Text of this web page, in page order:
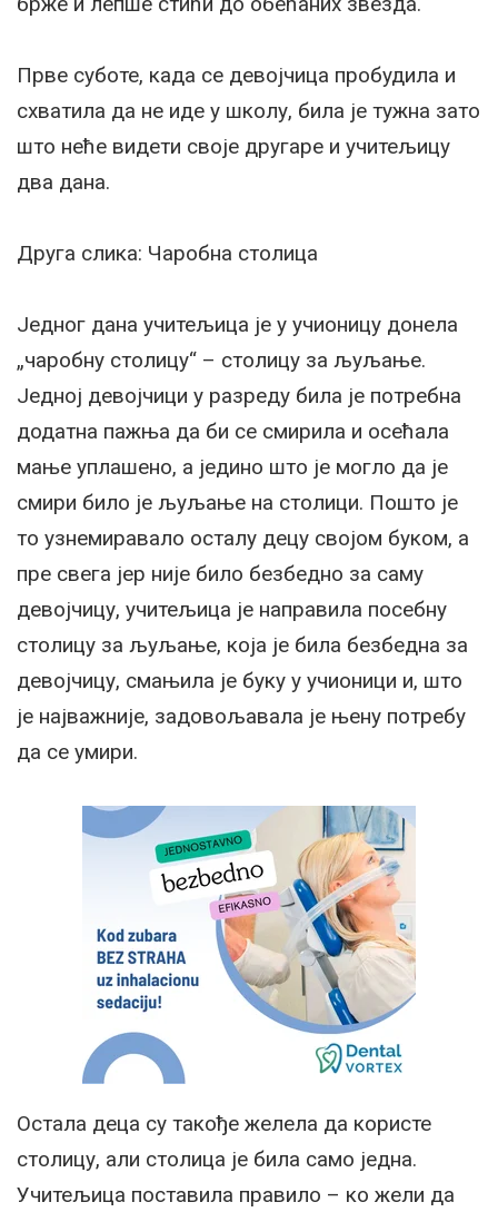
Прве суботе, када се девојчица пробудила и
схватила да не иде у школу, била је тужна зато
што неће видети своје другаре и учитељицу
два дана.
Друга слика: Чаробна столица
Једног дана учитељица је у учионицу донела
„чаробну столицу“ – столицу за љуљање.
Једној девојчици у разреду била је потребна
додатна пажња да би се смирила и осећала
мање уплашено, а једино што је могло да је
смири било је љуљање на столици. Пошто је
то узнемиравало осталу децу својом буком, а
пре свега јер није било безбедно за саму
девојчицу, учитељица је направила посебну
столицу за љуљање, која је била безбедна за
девојчицу, смањила је буку у учионици и, што
је најважније, задовољавала је њену потребу
да се умири.
Остала деца су такође желела да користе
столицу, али столица је била само једна.
Учитељица поставила правило – ко жели да